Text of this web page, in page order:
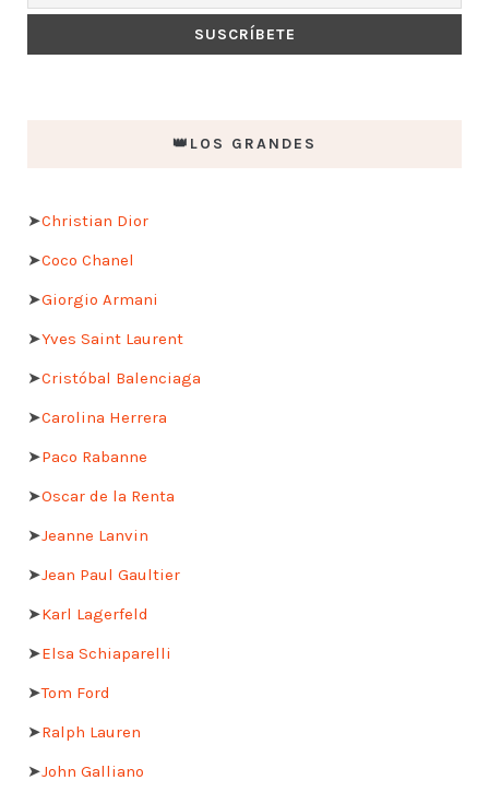
👑LOS GRANDES
➤Christian Dior
➤Coco Chanel
➤Giorgio Armani
➤Yves Saint Laurent
➤Cristóbal Balenciaga
➤Carolina Herrera
➤Paco Rabanne
➤Oscar de la Renta
➤Jeanne Lanvin
➤Jean Paul Gaultier
➤Karl Lagerfeld
➤Elsa Schiaparelli
➤Tom Ford
➤Ralph Lauren
➤John Galliano